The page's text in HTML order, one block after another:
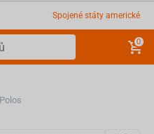
Spojené státy americké
0
Polos